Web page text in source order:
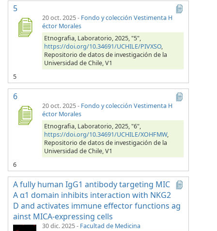
5
20 oct. 2025- Fondo y colección Vestimenta H
éctor Morales
Etnografia, Laboratorio, 2025, "5",
https://doi.org/10.34691/UCHILE/PIVXSO,
Repositorio de datos de investigación de la
Universidad de Chile, V1
5
6
20 oct. 2025- Fondo y colección Vestimenta H
éctor Morales
Etnografia, Laboratorio, 2025, "6",
https://doi.org/10.34691/UCHILE/XOHFMW,
Repositorio de datos de investigación de la
Universidad de Chile, V1
6
A fully human IgG1 antibody targeting MIC
A α1 domain inhibits interaction with NKG2
D and activates immune effector functions ag
ainst MICA-expressing cells
30 dic. 2025- Facultad de Medicina